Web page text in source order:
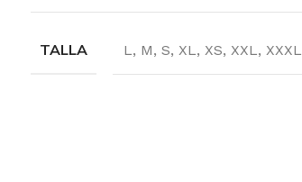
TALLA L, M, S, XL, XS, XXL, XXXL